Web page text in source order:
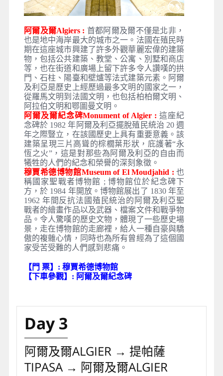
阿爾及爾Algiers : 首都阿爾及爾不僅是北非，
也是地中海岸最大的城市之一。法國在殖民時
期在這座城市興建了許多外觀華麗宏偉的建築
物，包括公共建築、教堂、公寓、別墅和商店
等，也在街道和廣場上留下許多令人讚嘆的拱
門、石柱、陽臺和壁爐等法式建築元素。阿爾
及利亞是歷史上經歷過最多文明的國家之一，
從羅馬文明到法國文明，也包括柏柏爾文明、
阿拉伯文明和鄂圖曼文明。
阿爾及爾紀念碑Monument of Algier : 這座紀
念碑於 1982 年阿爾及利亞擺脫殖民統治 20 週
年之際豎立，在該國歷史上具有重要意義。該
建築呈現三片高聳的棕櫚葉形狀，庇護著“永
恆之火”，這是對那些為阿爾及利亞的自由而
犧牲的人們的紀念和榮譽的深刻象徵。
穆賈希德博物館Museum of El Moudjahid :也
稱國家聖戰者博物館 ; 博物館位於紀念碑下
方，於 1984 年開放。博物館展出了 1830 年至
1962 年間反抗法國殖民統治的阿爾及利亞聖
戰者的繪畫作品以及武器、檔案文件和戰爭物
品。令人驚嘆的歷史文物，體現了一些歷史場
景，走在博物館的走廊裡，給人一種自豪與驕
傲的複雜心情，同時也為所有曾經為了這個國
家受苦受難的人們感到悲痛。
【門 票】: 穆賈希德博物館
【下車參觀】: 阿爾及爾紀念碑
Day 3
阿爾及爾ALGIER → 提帕薩
TIPASA → 阿爾及爾ALGIER